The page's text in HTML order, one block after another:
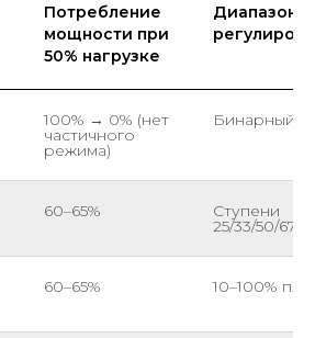
Потребление
мощности при
50% нагрузке
Диапазон
100% → 0% (нет
частичного
режима)
Бинарный
60–65% Ступени
25/33/50/67/
60–65% 10–100%